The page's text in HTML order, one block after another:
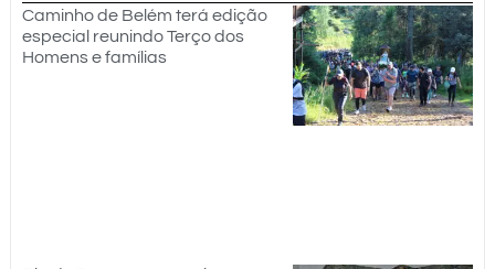
Caminho de Belém terá edição
especial reunindo Terço dos
Homens e famílias